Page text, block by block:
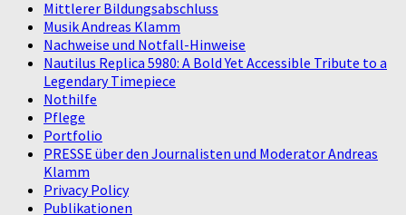
Mittlerer Bildungsabschluss
Musik Andreas Klamm
Nachweise und Notfall-Hinweise
Nautilus Replica 5980: A Bold Yet Accessible Tribute to a
Legendary Timepiece
Nothilfe
Pflege
Portfolio
PRESSE über den Journalisten und Moderator Andreas
Klamm
Privacy Policy
Publikationen